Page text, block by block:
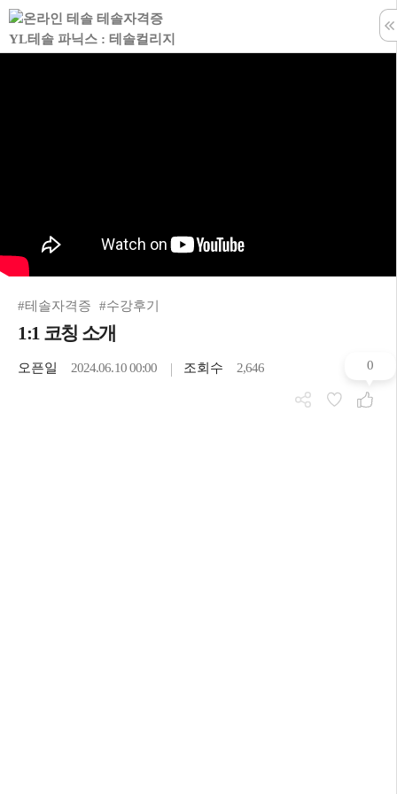
#테솔자격증 #수강후기
1:1 코칭 소개
오픈일 2024.06.10 00:00 조회수 2,646 0
학습창 나